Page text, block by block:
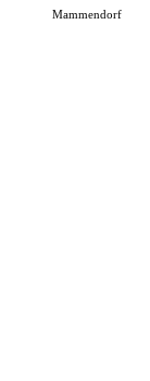
Mammendorf